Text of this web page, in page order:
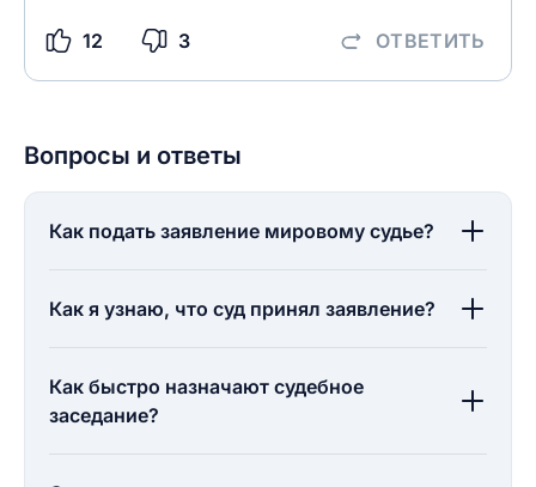
12 3 ОТВЕТИТЬ
Вопросы и ответы
Как подать заявление мировому судье?
Как я узнаю, что суд принял заявление?
Как быстро назначают судебное
заседание?